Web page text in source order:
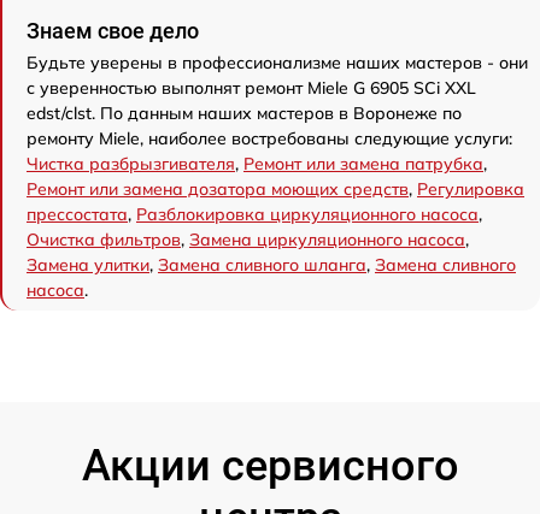
Знаем свое дело
Будьте уверены в профессионализме наших мастеров - они
с уверенностью выполнят ремонт Miele G 6905 SCi XXL
edst/clst. По данным наших мастеров в Воронеже по
ремонту Miele, наиболее востребованы следующие услуги:
Чистка разбрызгивателя, Ремонт или замена патрубка,
Ремонт или замена дозатора моющих средств, Регулировка
прессостата, Разблокировка циркуляционного насоса,
Очистка фильтров, Замена циркуляционного насоса,
Замена улитки, Замена сливного шланга, Замена сливного
насоса.
Акции сервисного